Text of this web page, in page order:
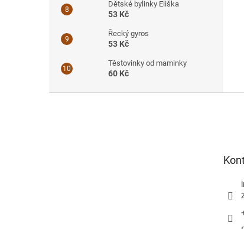
Dětské bylinky Eliška
53 Kč
Řecký gyros
53 Kč
Těstovinky od maminky
60 Kč